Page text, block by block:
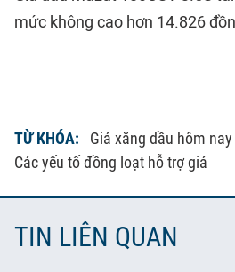
mức không cao hơn 14.826
TỪ KHÓA:
Giá xăng dầu hôm
Các yếu tố đồng loạt hỗ trợ giá
TIN LIÊN QUAN